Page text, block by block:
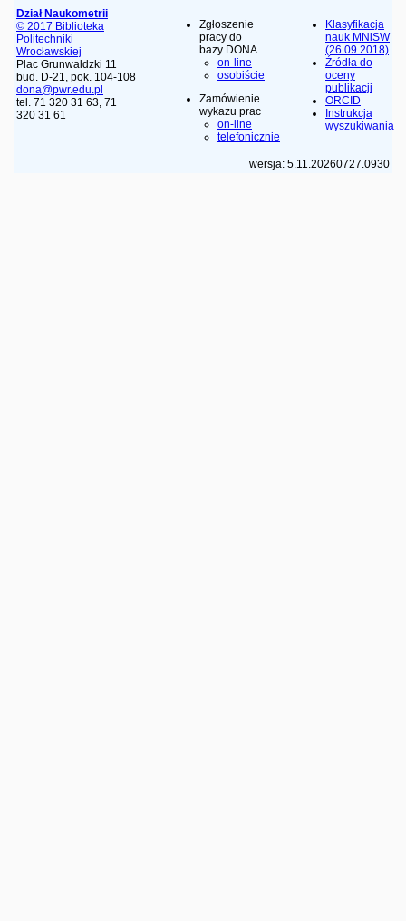
Dział Naukometrii
© 2017 Biblioteka
Politechniki
Wrocławskiej
Plac Grunwaldzki 11
bud. D-21, pok. 104-108
dona@pwr.edu.pl
tel. 71 320 31 63, 71
320 31 61
Zgłoszenie
pracy do
bazy DONA
on-line
osobiście
Zamówienie
wykazu prac
on-line
telefonicznie
Klasyfikacja
nauk MNiSW
(26.09.2018)
Źródła do
oceny
publikacji
ORCID
Instrukcja
wyszukiwania
wersja: 5.11.20260727.0930